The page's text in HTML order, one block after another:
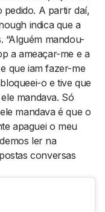
A partir daí,
indica que a
“Alguém mandou-
a ameaçar-me e a
que iam fazer-me
o e tive que
mandava. Só
mandava é que o
apaguei o meu
ler na
conversas